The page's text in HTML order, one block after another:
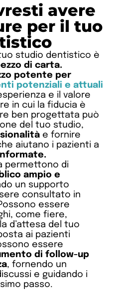
avere
per il tuo
studio dentistico è
di carta.
potente per
potenziali e attuali
e il valore
in cui la fiducia è
ben progettata può
del tuo studio,
e fornire
aiutano i pazienti a
permettono di
ampio e
un supporto
consultato in
essere
come fiere,
d’attesa del tuo
ai pazienti
essere
di follow-up
, fornendo un
e guidando i
passo.